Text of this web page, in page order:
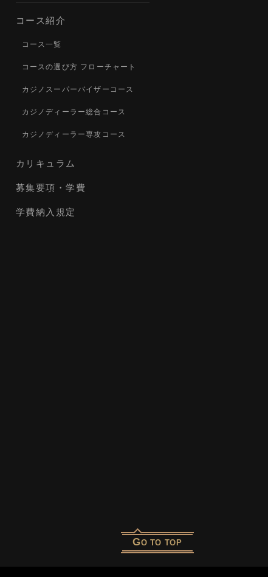
コース紹介
コース一覧
コースの選び方 フローチャート
カジノスーパーバイザーコース
カジノディーラー総合コース
カジノディーラー専攻コース
カリキュラム
募集要項・学費
学費納入規定
GO TO TOP